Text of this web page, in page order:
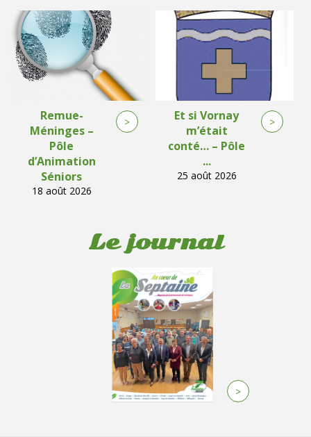
Remue-
Méninges –
Pôle
d’Animation
Séniors
18 août 2026
>
Et si Vornay
m’était
conté… – Pôle
...
25 août 2026
>
Le journal
>